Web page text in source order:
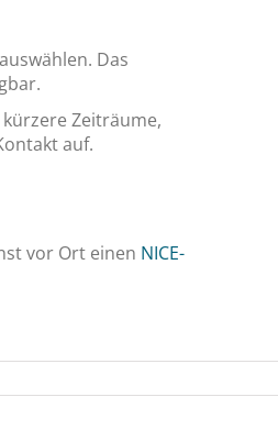
Das
Zeiträume,
auf.
vor Ort einen NICE-